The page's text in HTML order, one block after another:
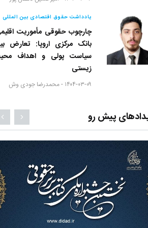
یادداشت حقوق اقتصادی بین المللی
چارچوب حقوقی مأموریت
بانک مرکزی اروپا: تعارض
سیاست پولی و اهداف
زیستی
۱۴۰۴-۰۳-۰۹ - محمدرضا جودی وش
پیش رو